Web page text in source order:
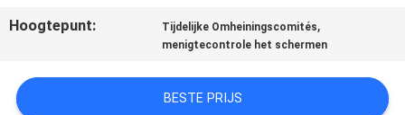
PRIVACY
Hoogtepunt: Tijdelijke Omheiningscomités,
menigtecontrole het schermen
BESTE PRIJS